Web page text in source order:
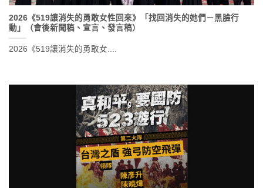
2026《519讓消失的勇敢女性回來》「找回消失的她們－黑臉行
動」（會後新聞稿、宣言、發言稿）
2026《519讓消失的勇敢女....